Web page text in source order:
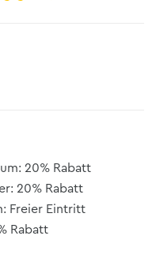
20% Rabatt
20% Rabatt
Freier Eintritt
Rabatt